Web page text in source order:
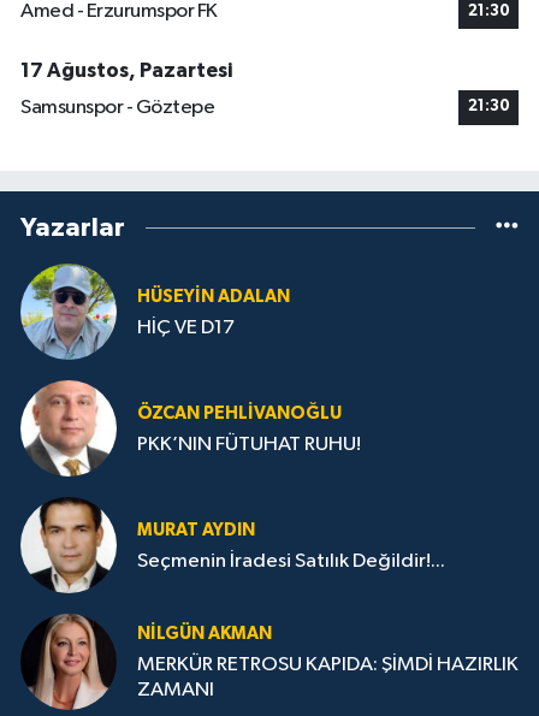
Amed - Erzurumspor FK 21:30
17 Ağustos, Pazartesi
Samsunspor - Göztepe
21:30
Yazarlar
HÜSEYIN ADALAN
HİÇ VE D17
ÖZCAN PEHLIVANOĞLU
PKK’NIN FÜTUHAT RUHU!
MURAT AYDIN
Seçmenin İradesi Satılık Değildir!...
NILGÜN AKMAN
MERKÜR RETROSU KAPIDA: ŞİMDİ HAZIRLIK
ZAMANI